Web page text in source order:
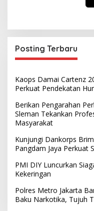
Posting Terbaru
Kaops Damai Cartenz
Perkuat Pendekatan
Berikan Pengarahan
Sleman Tekankan
Masyarakat
Kunjungi Dankorps
Pangdam Jaya Perkuat
PMI DIY Luncurkan
Kekeringan
Polres Metro Jakarta
Baku Narkotika, Tujuh